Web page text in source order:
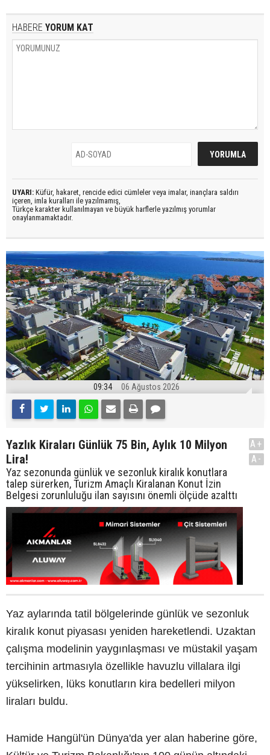
HABERE YORUM KAT
UYARI: Küfür, hakaret, rencide edici cümleler veya imalar, inançlara saldırı
içeren, imla kuralları ile yazılmamış,
Türkçe karakter kullanılmayan ve büyük harflerle yazılmış yorumlar
onaylanmamaktadır.
09:34 06 Ağustos 2026
Yazlık Kiraları Günlük 75 Bin, Aylık 10 Milyon
Lira!
Yaz sezonunda günlük ve sezonluk kiralık konutlara
talep sürerken, Turizm Amaçlı Kiralanan Konut İzin
Belgesi zorunluluğu ilan sayısını önemli ölçüde azalttı
A+
A-
Yaz aylarında tatil bölgelerinde günlük ve sezonluk
kiralık konut piyasası yeniden hareketlendi. Uzaktan
çalışma modelinin yaygınlaşması ve müstakil yaşam
tercihinin artmasıyla özellikle havuzlu villalara ilgi
yükselirken, lüks konutların kira bedelleri milyon
liraları buldu.
Hamide Hangül'ün Dünya'da yer alan haberine göre,